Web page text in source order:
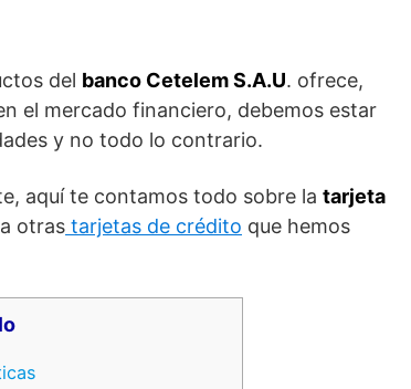
del banco Cetelem S.A.U. ofrece,
el mercado financiero, debemos estar
y no todo lo contrario.
aquí te contamos todo sobre la tarjeta
otras tarjetas de crédito que hemos